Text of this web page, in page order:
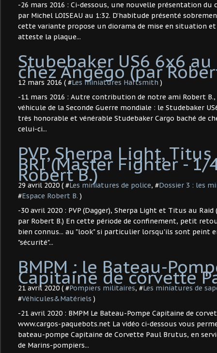
-26 mars 2016 : Ci-dessous, une nouvelle présentation du
par Michel LOISEAU au 1:32. D’habitude présenté
cette variante propose un diorama de mise en situation et
atteste la plaque...
Stubebaker US6 6x6
chez Angégo (par
12 mars 2016 ( #Les miniatures Hartsmith )
-11 mars 2016 : Autre contribution de notre ami Robert
véhicule de la Seconde Guerre mondiale : le Studebaker
très honorable et vénérable Studebaker Cargo baché de
celui-ci...
PVP, Sherpa Light,
BRI (Master Fighter - 1/
Robert B.)
29 avril 2020 ( #Les miniatures de police, #Dossier 3 : les
#Espace Robert B. )
-30 avril 2020 : PVP (Dagger), Sherpa Light et Titus au
par Robert B.) En cette période de confinement, petit
bien connus... au "look" si particulier lorsqu'ils sont peint
"sécurité"...
BMPM : le Bateau-
Capitaine de corvette
21 avril 2020 ( #Pompiers militaires, #Les miniatures de
#Véhicules&Matériels )
-21 avril 2020 : BMPM Le Bateau-Pompe Capitaine de
www.cargos-paquebots.net La vidéo ci-dessous vous
bateau-pompe Capitaine de Corvette Paul Brutus, en
de Marins-pompiers...